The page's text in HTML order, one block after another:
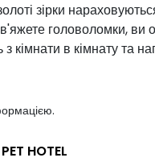
зірки
головоломки, ви
кімнати в кімнату та
HOTEL